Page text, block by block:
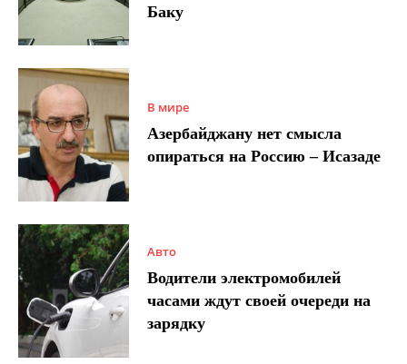
Баку
В мире
Азербайджану нет смысла
опираться на Россию – Исазаде
Авто
Водители электромобилей
часами ждут своей очереди на
зарядку